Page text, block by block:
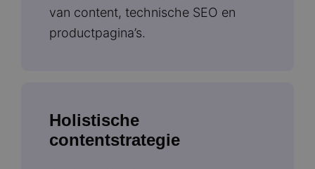
van content, technische SEO en
productpagina’s.
Holistische
contentstrategie